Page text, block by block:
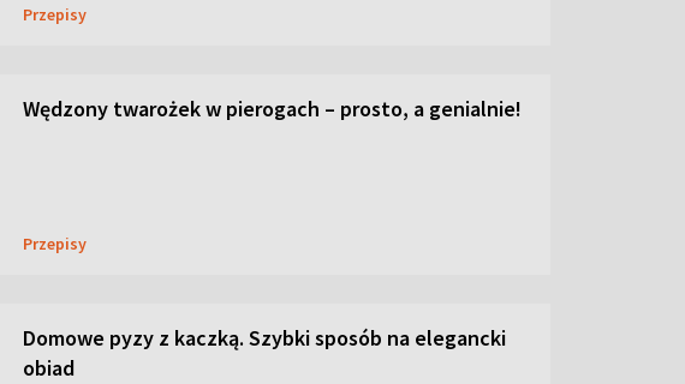
Przepisy
Wędzony twarożek w pierogach – prosto, a genialnie!
Przepisy
Domowe pyzy z kaczką. Szybki sposób na elegancki
obiad